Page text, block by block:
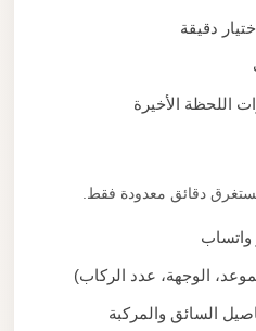
دقيقة
اللحظة الأخيرة
دقائق معدودة فقط.
الوجهة، عدد الركاب)
السائق والمركبة